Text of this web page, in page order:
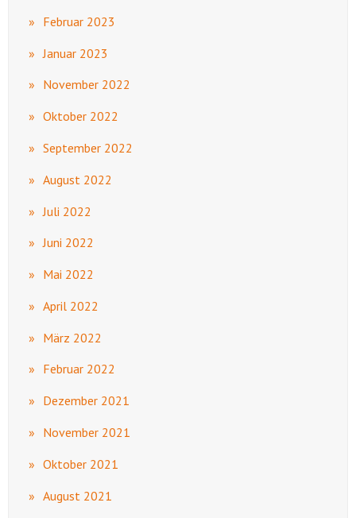
Februar 2023
Januar 2023
November 2022
Oktober 2022
September 2022
August 2022
Juli 2022
Juni 2022
Mai 2022
April 2022
März 2022
Februar 2022
Dezember 2021
November 2021
Oktober 2021
August 2021